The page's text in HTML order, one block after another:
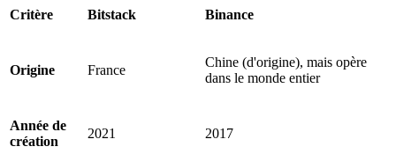
Critère Bitstack Binance
Origine France
Chine (d'origine), mais opère
dans le monde entier
Année de
création
2021 2017